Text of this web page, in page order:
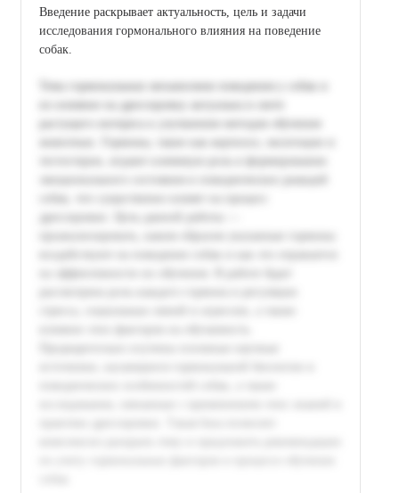
Введение раскрывает актуальность, цель и задачи
исследования гормонального влияния на поведение
собак.